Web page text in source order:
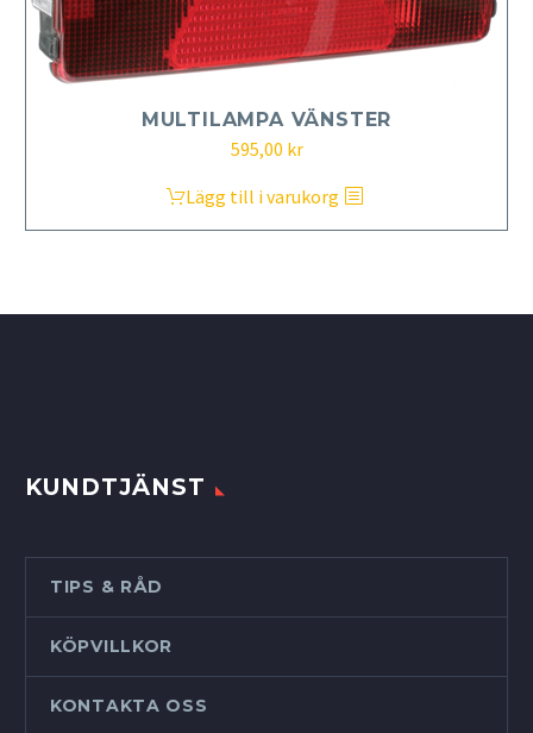
MULTILAMPA VÄNSTER
595,00 kr
Lägg till i varukorg
KUNDTJÄNST
TIPS & RÅD
KÖPVILLKOR
KONTAKTA OSS